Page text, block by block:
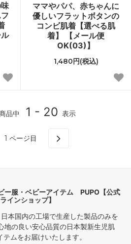
ママやパパ、赤ちゃんに
優しいフラットボタンの
コンビ肌着【選べる肌
着】 【メール便
OK(03)】
1,480円(税込)
品中 1 - 20 表示
1 ページ目
ー服・ベビーアイテム PUPO【公式
インショップ】
本国内の工場で生産した製品のみを
地の良い安心品質の日本製新生児肌
ムをお届けいたします。